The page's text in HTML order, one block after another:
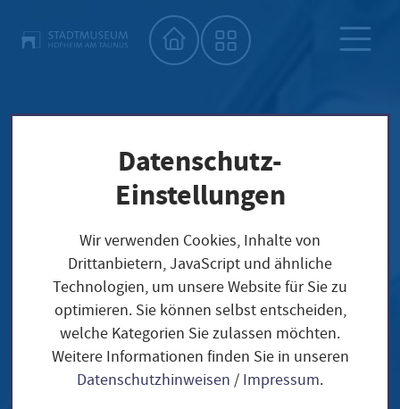
Startseite"
Datenschutz-
Einstellungen
Wir verwenden Cookies, Inhalte von
Drittanbietern, JavaScript und ähnliche
Technologien, um unsere Website für Sie zu
optimieren. Sie können selbst entscheiden,
welche Kategorien Sie zulassen möchten.
Weitere Informationen finden Sie in unseren
Datenschutzhinweisen / Impressum.